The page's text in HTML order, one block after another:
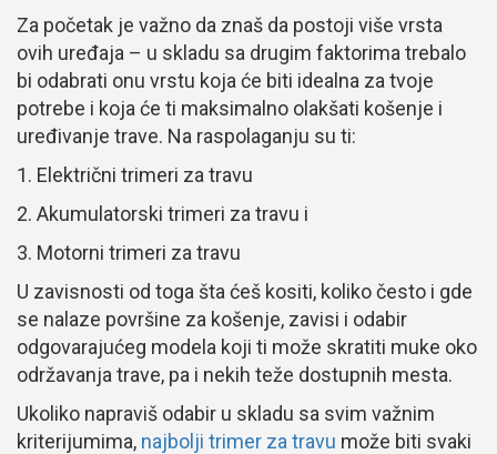
Za početak je važno da znaš da postoji više vrsta
ovih uređaja – u skladu sa drugim faktorima trebalo
bi odabrati onu vrstu koja će biti idealna za tvoje
potrebe i koja će ti maksimalno olakšati košenje i
uređivanje trave. Na raspolaganju su ti:
Električni trimeri za travu
Akumulatorski trimeri za travu i
Motorni trimeri za travu
U zavisnosti od toga šta ćeš kositi, koliko često i gde
se nalaze površine za košenje, zavisi i odabir
odgovarajućeg modela koji ti može skratiti muke oko
održavanja trave, pa i nekih teže dostupnih mesta.
Ukoliko napraviš odabir u skladu sa svim važnim
kriterijumima, najbolji trimer za travu može biti svaki